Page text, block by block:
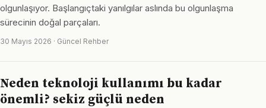
olgunlaşıyor. Başlangıçtaki yanılgılar aslında bu olgunlaşma
sürecinin doğal parçaları.
30 Mayıs 2026 · Güncel Rehber
Neden teknoloji kullanımı bu kadar
önemli? sekiz güçlü neden